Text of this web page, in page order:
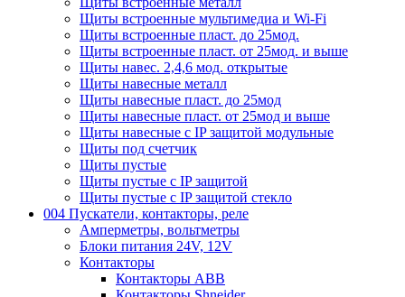
Щиты встроенные мультимедиа и Wi-Fi
Щиты встроенные пласт. до 25мод.
Щиты встроенные пласт. от 25мод. и выше
Щиты навес. 2,4,6 мод. открытые
Щиты навесные металл
Щиты навесные пласт. до 25мод
Щиты навесные пласт. от 25мод и выше
Щиты навесные с IP защитой модульные
Щиты под счетчик
Щиты пустые
Щиты пустые с IP защитой
Щиты пустые с IP защитой стекло
004 Пускатели, контакторы, реле
Амперметры, вольтметры
Блоки питания 24V, 12V
Контакторы
Контакторы ABB